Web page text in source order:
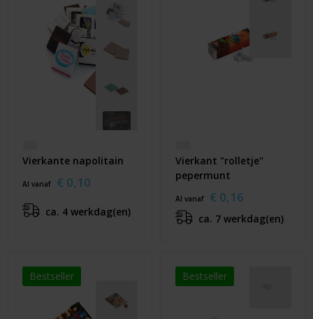
Vierkante napolitain
Al vanaf € 0,10
ca. 4 werkdag(en)
Vierkant "rolletje"
pepermunt
Al vanaf € 0,16
ca. 7 werkdag(en)
Bestseller Bestseller